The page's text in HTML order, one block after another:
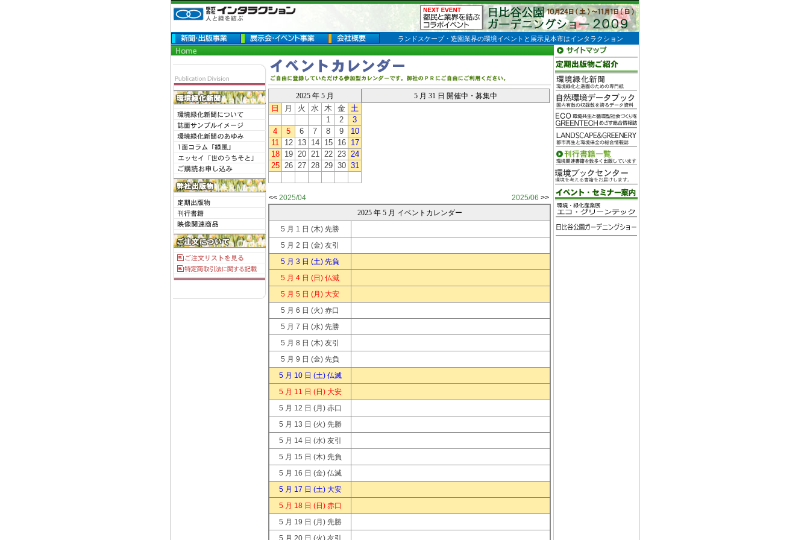
ランドスケープ・造園業界の環境イベントと展示見本市はインタラクション
2025 年 5 月
日 月 火 水 木 金
土
1
2
3
4
5 6 7 8 9
10
11
12 13 14 15 16
17
18
19 20 21 22 23 24
25 26 27 28 29 30 31
5 月 31 日 開催中・募集中
<< 2025/04 2025/06 >>
2025 年 5 月 イベントカレンダー
5 月 1 日 (木) 先勝
5 月 2 日 (金) 友引
5 月 3 日 (土) 先負
5 月 4 日 (日) 仏滅
5 月 5 日 (月) 大安
5 月 6 日 (火) 赤口
5 月 7 日 (水) 先勝
5 月 8 日 (木) 友引
5 月 9 日 (金) 先負
5 月 10 日 (土) 仏滅
5 月 11 日 (日) 大安
5 月 12 日 (月) 赤口
5 月 13 日 (火) 先勝
5 月 14 日 (水) 友引
5 月 15 日 (木) 先負
5 月 16 日 (金) 仏滅
5 月 17 日 (土) 大安
5 月 18 日 (日) 赤口
5 月 19 日 (月) 先勝
5 月 20 日 (火) 友引